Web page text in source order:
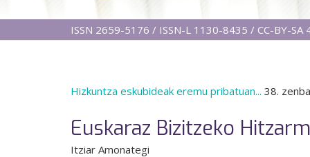
ISSN 2659-5176 / ISSN-L 1130-8435 / CC-BY-SA
Hizkuntza eskubideak eremu pribatuan... 38.
Euskaraz Bizitzeko
Itziar Amonategi